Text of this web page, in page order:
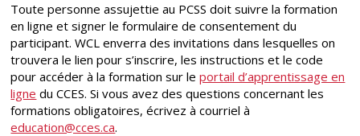
Toute personne assujettie au PCSS doit suivre la formation
en ligne et signer le formulaire de consentement du
participant. WCL enverra des invitations dans lesquelles on
trouvera le lien pour s’inscrire, les instructions et le code
pour accéder à la formation sur leportail d’apprentissage en
ligne du CCES. Si vous avez des questions concernant les
formations obligatoires, écrivez à courriel à
education@cces.ca.